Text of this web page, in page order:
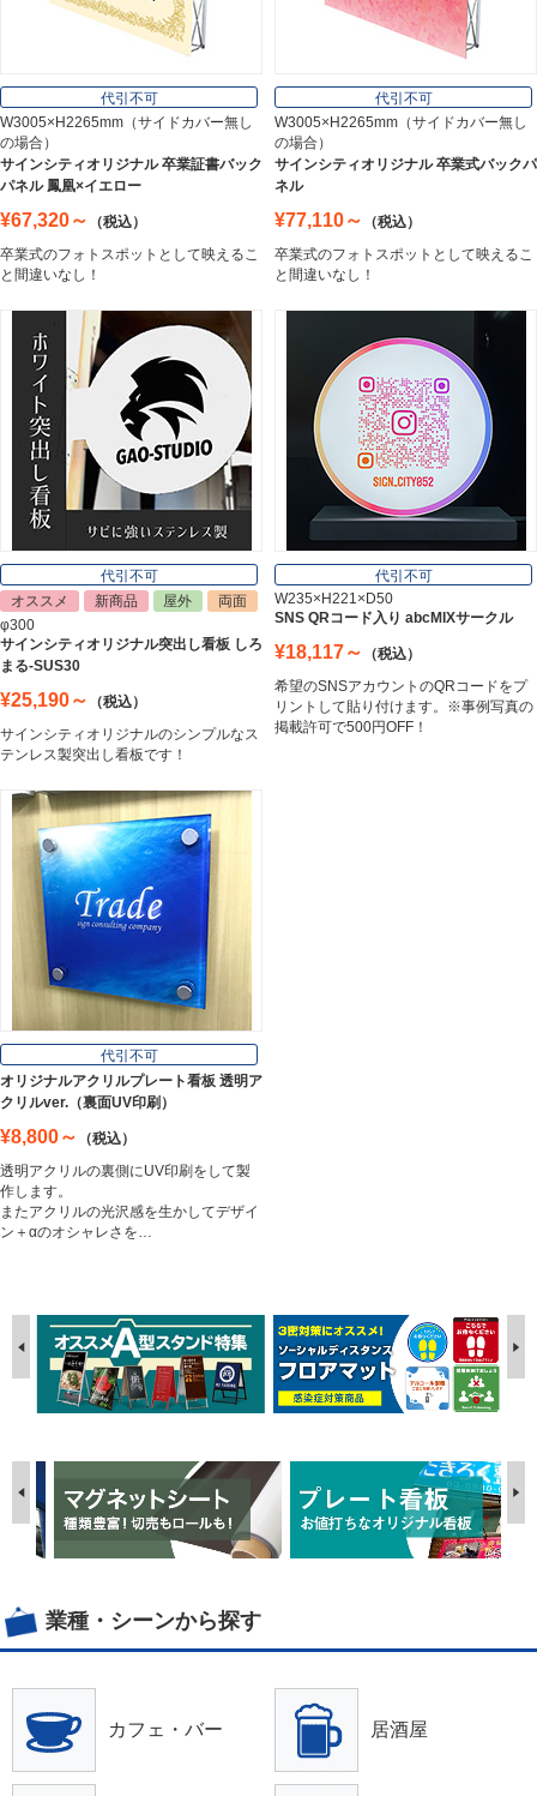
オフィス用品
Office Supplies
ステンレス切文字
Stainless Sign
エッチングプレート
郵便ポスト
Post
Nameplate
代引不可
W3005×H2265mm（サイドカバー無し
の場合）
サインシティオリジナル 卒業証書バック
パネル 鳳凰×イエロー
¥67,320～
（税込）
卒業式のフォトスポットとして映えるこ
と間違いなし！
代引不可
W3005×H2265mm（サイドカバー無し
の場合）
サインシティオリジナル 卒業式バックパ
ネル
¥77,110～
（税込）
卒業式のフォトスポットとして映えるこ
と間違いなし！
代引不可
オススメ
新商品 屋外
両面
φ300
サインシティオリジナル突出し看板 しろ
まる-SUS30
¥25,190～
（税込）
サインシティオリジナルのシンプルなス
テンレス製突出し看板です！
代引不可
W235×H221×D50
SNS QRコード入り abcMIXサークル
¥18,117～
（税込）
希望のSNSアカウントのQRコードをプ
リントして貼り付けます。※事例写真の
掲載許可で500円OFF！
代引不可
オリジナルアクリルプレート看板 透明ア
クリルver.（裏面UV印刷）
¥8,800～
（税込）
透明アクリルの裏側にUV印刷をして製
作します。
またアクリルの光沢感を生かしてデザイ
ン＋αのオシャレさを…
業種・シーンから探す
カフェ・バー 居酒屋